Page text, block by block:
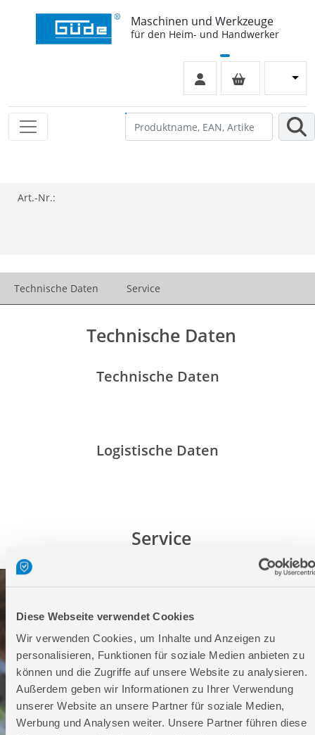
Diese Webseite verwendet Cookies
Wir verwenden Cookies, um Inhalte und Anzeigen zu
personalisieren, Funktionen für soziale Medien anbieten zu
können und die Zugriffe auf unsere Website zu analysieren.
Außerdem geben wir Informationen zu Ihrer Verwendung
unserer Website an unsere Partner für soziale Medien,
Werbung und Analysen weiter. Unsere Partner führen diese
Maschinen und Werkzeuge
für den Heim- und Handwerker
Art.-Nr.:
Technische Daten Service
Technische Daten
Technische Daten
Logistische Daten
Service